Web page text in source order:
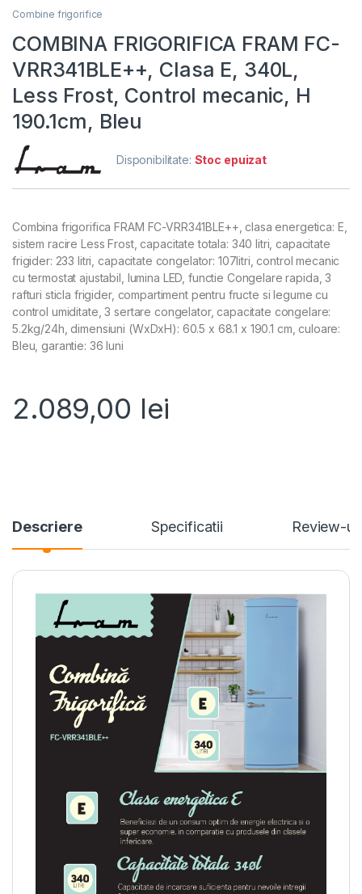
Combine frigorifice
COMBINA FRIGORIFICA FRAM FC-
VRR341BLE++, Clasa E, 340L,
Less Frost, Control mecanic, H
190.1cm, Bleu
Disponibilitate: Stoc epuizat
Combina frigorifica FRAM FC-VRR341BLE++, clasa energetica: E,
sistem racire Less Frost, capacitate totala: 340 litri, capacitate
frigider: 233 litri, capacitate congelator: 107litri, control mecanic
cu termostat ajustabil, lumina LED, functie Congelare rapida, 3
rafturi sticla frigider, compartiment pentru fructe si legume cu
control umiditate, 3 sertare congelator, capacitate congelare:
5.2kg/24h, dimensiuni (WxDxH): 60.5 x 68.1 x 190.1 cm, culoare:
Bleu, garantie: 36 luni
2.089,00 lei
Descriere Specificatii Review-uri